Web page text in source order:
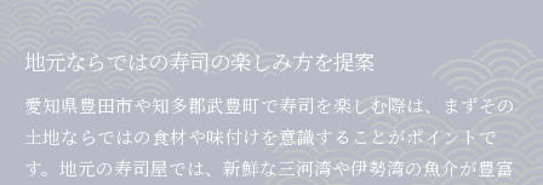
地元ならではの寿司の楽しみ方を提案
愛知県豊田市や知多郡武豊町で寿司を楽しむ際は、まずその
土地ならではの食材や味付けを意識することがポイントで
す。地元の寿司屋では、新鮮な三河湾や伊勢湾の魚介が豊富